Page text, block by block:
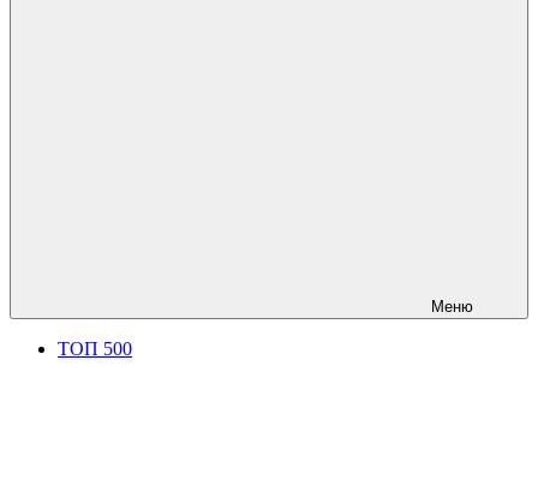
Меню
ТОП 500